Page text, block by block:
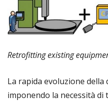
Retrofitting existing
La rapida evoluzione della
imponendo la necessità di